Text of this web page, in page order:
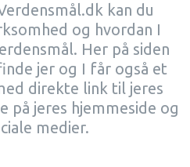
kan du
og hvordan I
Her på siden
jer og I får også et
direkte link til jeres
på jeres hjemmeside og
medier.